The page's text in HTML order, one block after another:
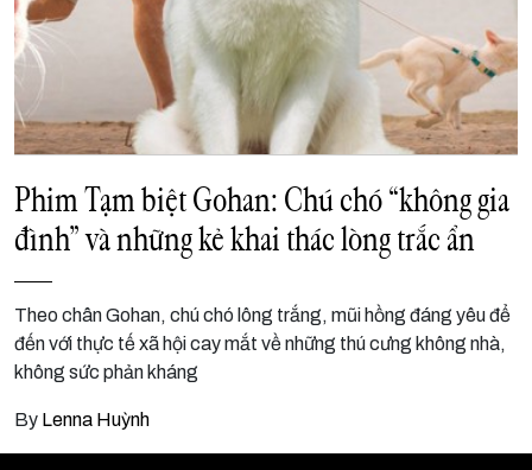
Phim Tạm biệt Gohan: Chú chó “không gia
đình” và những kẻ khai thác lòng trắc ẩn
Theo chân Gohan, chú chó lông trắng, mũi hồng đáng yêu để
đến với thực tế xã hội cay mắt về những thú cưng không nhà,
không sức phản kháng
By Lenna Huỳnh